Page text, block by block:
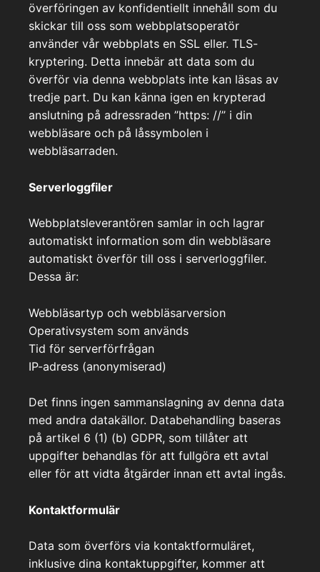
överföringen av konfidentiellt innehåll som du
skickar till oss som webbplatsoperatör
använder vår webbplats en SSL eller. TLS-
kryptering. Detta innebär att data som du
överför via denna webbplats inte kan läsas av
tredje part. Du kan känna igen en krypterad
anslutning på adressraden ”https: //” i din
webbläsare och på låssymbolen i
webbläsarraden.
Serverloggfiler
Webbplatsleverantören samlar in och lagrar
automatiskt information som din webbläsare
automatiskt överför till oss i serverloggfiler.
Dessa är:
Webbläsartyp och webbläsarversion
Operativsystem som används
Tid för serverförfrågan
IP-adress (anonymiserad)
Det finns ingen sammanslagning av denna data
med andra datakällor. Databehandling baseras
på artikel 6 (1) (b) GDPR, som tillåter att
uppgifter behandlas för att fullgöra ett avtal
eller för att vidta åtgärder innan ett avtal ingås.
Kontaktformulär
Data som överförs via kontaktformuläret,
inklusive dina kontaktuppgifter, kommer att